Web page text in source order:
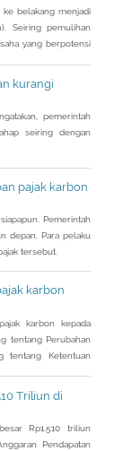
belakang menjadi
Seiring pemulihan
yang berpotensi
kurangi
pemerintah
seiring dengan
pajak karbon
Pemerintah
depan. Para pelaku
tersebut.
karbon
karbon kepada
tentang Perubahan
tentang Ketentuan
Triliun di
Rp1.510 triliun
Pendapatan